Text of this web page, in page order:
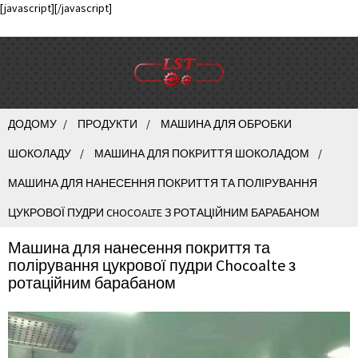
[javascript][/javascript]
ДОДОМУ ПРОДУКТИ МАШИНА ДЛЯ ОБРОБКИ
ШОКОЛАДУ МАШИНА ДЛЯ ПОКРИТТЯ ШОКОЛАДОМ
МАШИНА ДЛЯ НАНЕСЕННЯ ПОКРИТТЯ ТА ПОЛІРУВАННЯ
ЦУКРОВОЇ ПУДРИ CHOCOALTE З РОТАЦІЙНИМ БАРАБАНОМ
Машина для нанесення покриття та
полірування цукрової пудри Chocoalte з
ротаційним барабаном